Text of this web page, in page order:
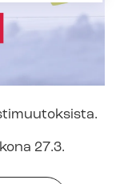
27.3.